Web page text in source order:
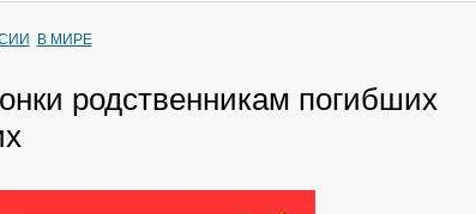
В МИРЕ
родственникам погибших